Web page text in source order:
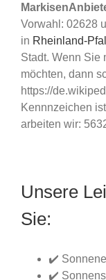
Vorwahl: 02628
in Rheinland-
Stadt. Wenn Sie
möchten, dann
https://
Kennnzeichen
arbeiten wir:
Unsere
Sie:
✔️
✔️